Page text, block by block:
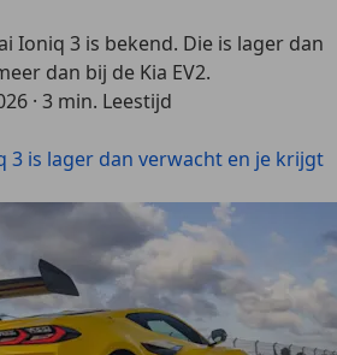
Ioniq 3 is bekend. Die is lager dan
dan bij de Kia EV2.
· 3 min. Leestijd
3 is lager dan verwacht en je krijgt